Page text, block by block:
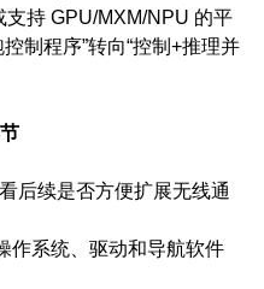
持 GPU/MXM/NPU 的平
制程序”转向“控制+推理并
后续是否方便扩展无线通
作系统、驱动和导航软件